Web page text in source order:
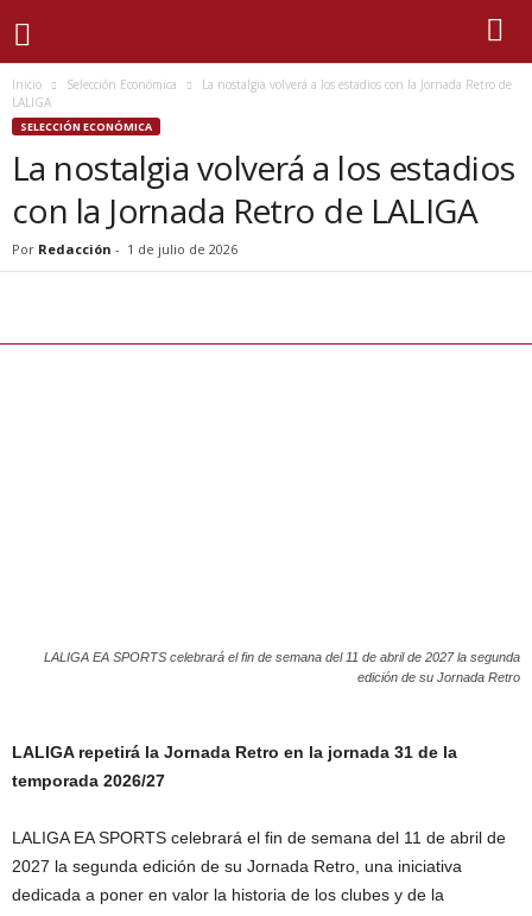
Inicio Selección Económica
La nostalgia volverá a los estadios con la Jornada Retro de
LALIGA
SELECCIÓN ECONÓMICA
La nostalgia volverá a los estadios
con la Jornada Retro de LALIGA
Por Redacción - 1 de julio de 2026
LALIGA EA SPORTS celebrará el fin de semana del 11 de abril de 2027 la segunda
edición de su Jornada Retro
LALIGA repetirá la Jornada Retro en la jornada 31 de la
temporada 2026/27
LALIGA EA SPORTS celebrará el fin de semana del 11 de abril de
2027 la segunda edición de su Jornada Retro, una iniciativa
dedicada a poner en valor la historia de los clubes y de la